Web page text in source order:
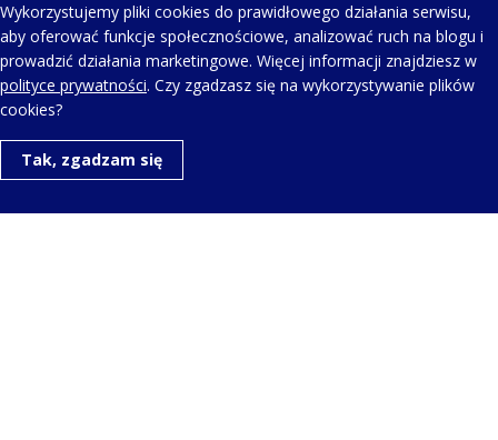
AEROWATCH HARMONIE BUTTERFLY – LADY
QUARTZ A 44107 JA02 M
KONTAKT Z NAMI
Wykorzystujemy pliki cookies do prawidłowego działania serwisu,
aby oferować funkcje społecznościowe, analizować ruch na blogu i
prowadzić działania marketingowe. Więcej informacji znajdziesz w
polityce prywatności. Czy zgadzasz się na wykorzystywanie plików
cookies?
Tak, zgadzam się